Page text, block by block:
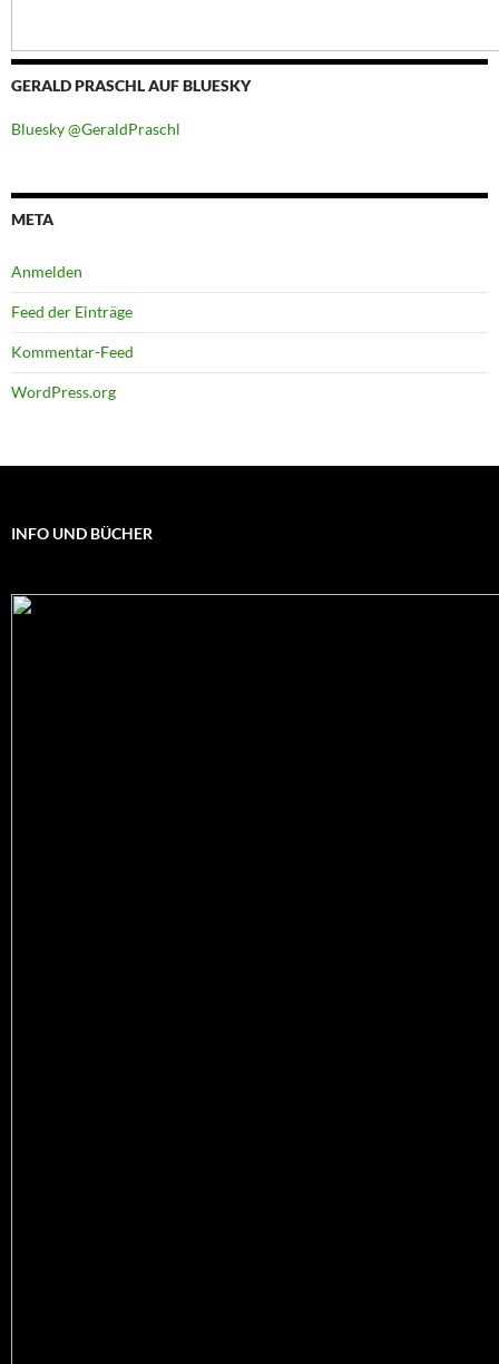
GERALD PRASCHL AUF BLUESKY
Bluesky @GeraldPraschl
META
Anmelden
Feed der Einträge
Kommentar-Feed
WordPress.org
INFO UND BÜCHER